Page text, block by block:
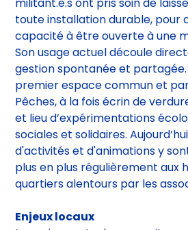
Depuis les années 90, les
militant.e.s ont pris soin de
toute installation durable, pour
capacité à être ouverte à une
Son usage actuel découle
gestion spontanée et partagée.
premier espace commun et
Pêches, à la fois écrin de
et lieu d’expérimentations
sociales et solidaires.
d'activités et d'animations y
plus en plus régulièrement aux